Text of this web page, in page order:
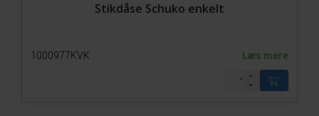
Stikdåse Schuko enkelt
1000977KVK Læs mere